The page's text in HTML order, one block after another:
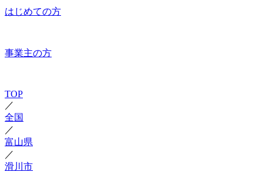
はじめての方
事業主の方
TOP
／
全国
／
富山県
／
滑川市